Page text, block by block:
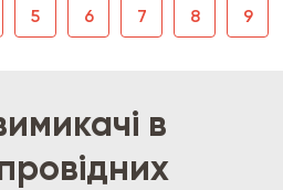
5 6 7 8 9
в